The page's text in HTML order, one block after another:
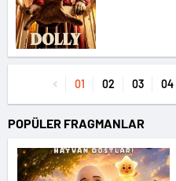
01 02 03 04
POPÜLER FRAGMANLAR